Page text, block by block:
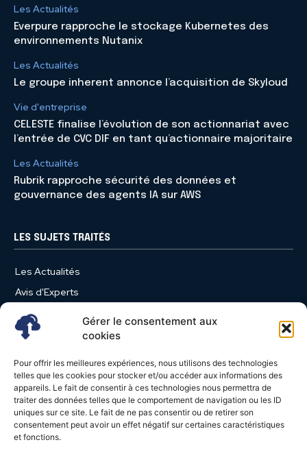
Gérer le consentement aux
cookies
Pour offrir les meilleures expériences, nous utilisons des technologies
telles que les cookies pour stocker et/ou accéder aux informations des
appareils. Le fait de consentir à ces technologies nous permettra de
traiter des données telles que le comportement de navigation ou les ID
uniques sur ce site. Le fait de ne pas consentir ou de retirer son
consentement peut avoir un effet négatif sur certaines caractéristiques
et fonctions.
Les Actualités
Everpure rapproche le stockage Kubernetes des
environnements Nutanix
Les Actualités
Le groupe inherent annonce l’acquisition de Skyloud
Vie d'entreprise
CELESTE finalise l’évolution de son actionnariat avec
l’entrée de CVC DIF en tant qu’actionnaire majoritaire
Les Actualités
Rubrik rapproche sécurité des données et
gouvernance des agents IA sur AWS
LES SUJETS TRAITÉS
Les Actualités
Avis d'Experts
Produits et Services
Vie d'entreprise
Nominations
Études
Évènements
Video News